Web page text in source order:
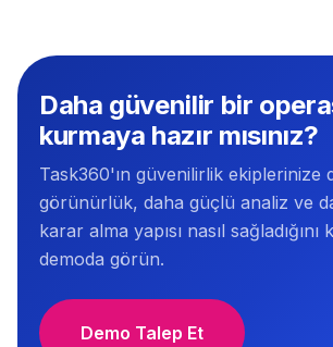
Daha güvenilir bir
kurmaya hazır mısınız?
Task360'ın güvenilirlik ekiplerinize
görünürlük, daha güçlü analiz ve
karar alma yapısı nasıl sağladığını
demoda görün.
Demo Talep Et